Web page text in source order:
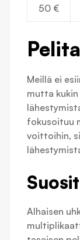
50 €
Meillä ei
mutta
fokusoituu
voittoihin,
Alhaisen